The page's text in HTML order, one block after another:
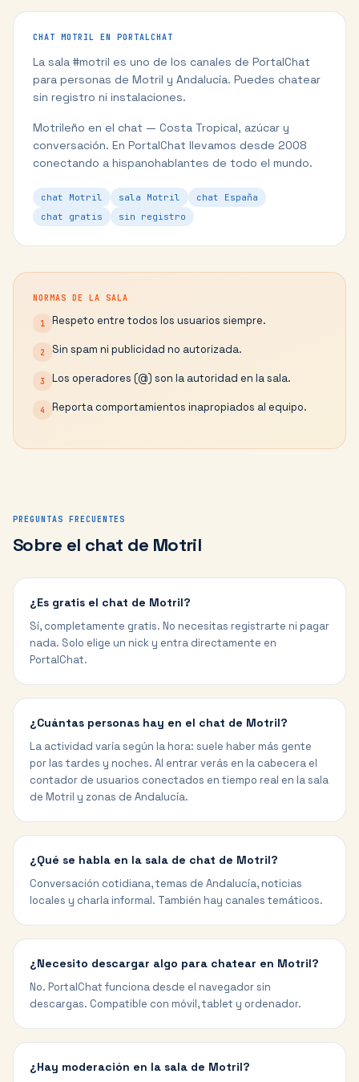
CHAT MOTRIL EN PORTALCHAT
La sala #motril es uno de los canales de PortalChat
para personas de Motril y Andalucía. Puedes chatear
sin registro ni instalaciones.
Motrileño en el chat — Costa Tropical, azúcar y
conversación. En PortalChat llevamos desde 2008
conectando a hispanohablantes de todo el mundo.
chat Motril sala Motril
chat España
chat gratis
sin registro
NORMAS DE LA SALA
1 Respeto entre todos los usuarios siempre.
2 Sin spam ni publicidad no autorizada.
3 Los operadores (@) son la autoridad en la sala.
4 Reporta comportamientos inapropiados al equipo.
PREGUNTAS FRECUENTES
Sobre el chat de Motril
¿Es gratis el chat de Motril?
Sí, completamente gratis. No necesitas registrarte ni pagar
nada. Solo elige un nick y entra directamente en
PortalChat.
¿Cuántas personas hay en el chat de Motril?
La actividad varía según la hora: suele haber más gente
por las tardes y noches. Al entrar verás en la cabecera el
contador de usuarios conectados en tiempo real en la sala
de Motril y zonas de Andalucía.
¿Qué se habla en la sala de chat de Motril?
Conversación cotidiana, temas de Andalucía, noticias
locales y charla informal. También hay canales temáticos.
¿Necesito descargar algo para chatear en Motril?
No. PortalChat funciona desde el navegador sin
descargas. Compatible con móvil, tablet y ordenador.
¿Hay moderación en la sala de Motril?